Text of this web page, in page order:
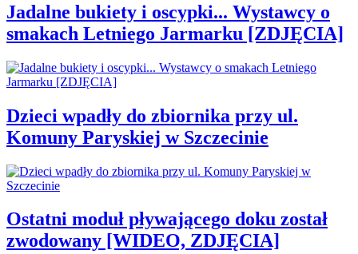
Jadalne bukiety i oscypki... Wystawcy o
smakach Letniego Jarmarku [ZDJĘCIA]
Dzieci wpadły do zbiornika przy ul.
Komuny Paryskiej w Szczecinie
Ostatni moduł pływającego doku został
zwodowany [WIDEO, ZDJĘCIA]